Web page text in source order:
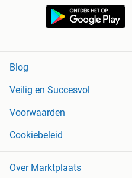
Blog
Veilig en Succesvol
Voorwaarden
Cookiebeleid
Over Marktplaats